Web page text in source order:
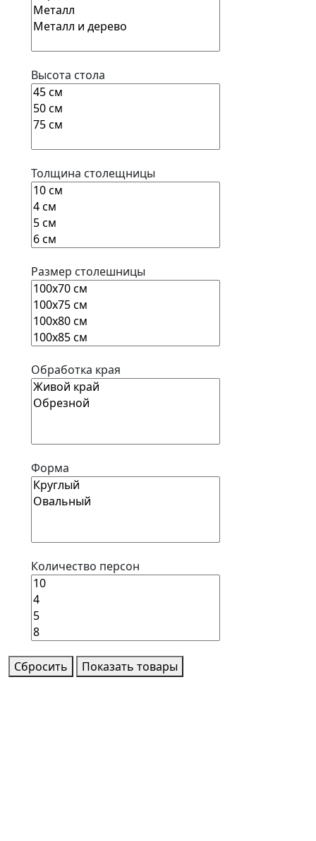
Высота стола
Толщина столещницы
Размер столешницы
Обработка края
Форма
Количество персон
Сбросить Показать товары